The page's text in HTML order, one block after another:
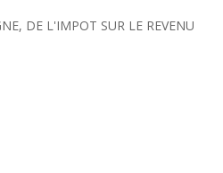
DE L'IMPOT SUR LE REVENU